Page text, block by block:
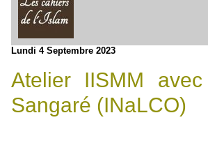
Lundi 4 Septembre 2023
Atelier IISMM avec
Sangaré (INaLCO)